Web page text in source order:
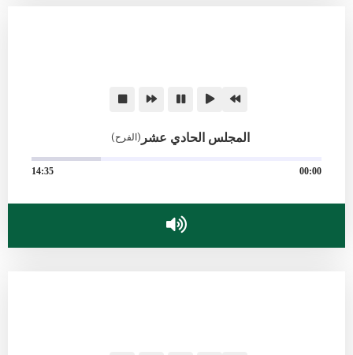
المجلس الحادي عشر (الفرح)
00:00
14:35